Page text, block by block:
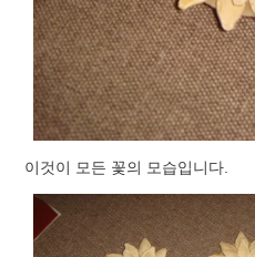
이것이 모든 꽃의 모습입니다.